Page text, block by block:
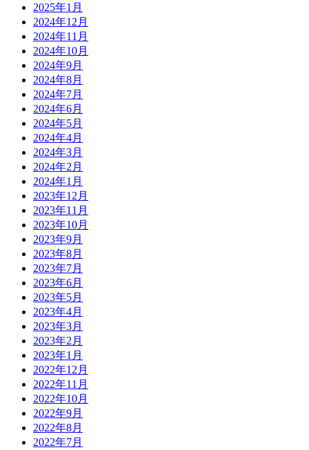
2025年1月
2024年12月
2024年11月
2024年10月
2024年9月
2024年8月
2024年7月
2024年6月
2024年5月
2024年4月
2024年3月
2024年2月
2024年1月
2023年12月
2023年11月
2023年10月
2023年9月
2023年8月
2023年7月
2023年6月
2023年5月
2023年4月
2023年3月
2023年2月
2023年1月
2022年12月
2022年11月
2022年10月
2022年9月
2022年8月
2022年7月